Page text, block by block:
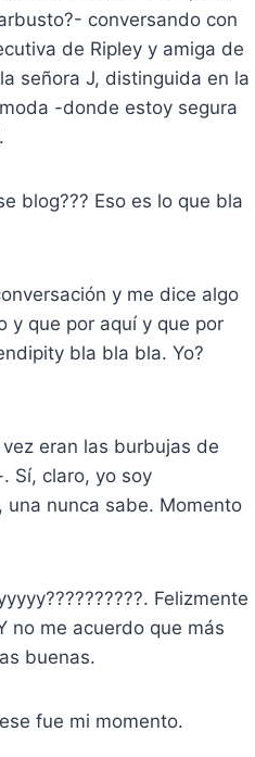
conversando con
de Ripley y amiga de
señora J, distinguida en la
-donde estoy segura
blog??? Eso es lo que bla
y me dice algo
y que por aquí y que por
bla bla bla. Yo?
eran las burbujas de
Sí, claro, yo soy
una nunca sabe. Momento
Felizmente
no me acuerdo que más
buenas.
fue mi momento.